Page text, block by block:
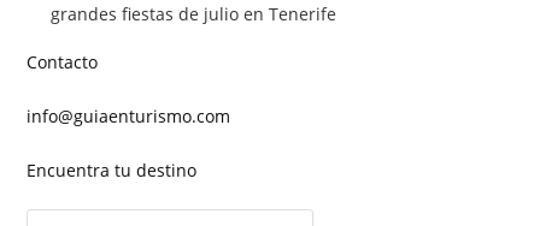
grandes fiestas de julio en Tenerife
Contacto
info@guiaenturismo.com
Encuentra tu destino